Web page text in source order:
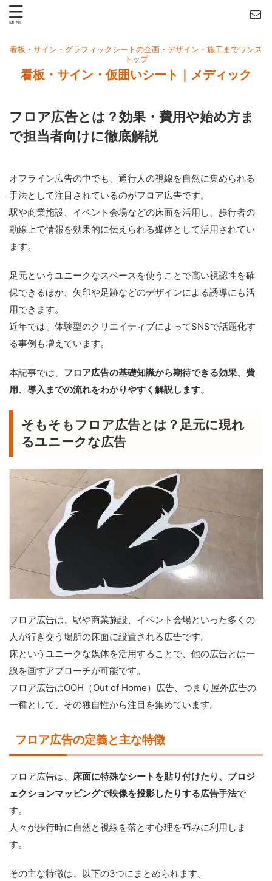
看板・サイン・グラフィックシートの企画・デザイン・施工までワンス
トップ
看板・サイン・仮囲いシート｜メディック
フロア広告とは？効果・費用や始め方ま
で担当者向けに徹底解説
オフライン広告の中でも、通行人の視線を自然に集められる
手法として注目されているのがフロア広告です。
駅や商業施設、イベント会場などの床面を活用し、歩行者の
動線上で情報を効果的に伝えられる媒体として活用されてい
ます。
足元というユニークなスペースを使うことで高い視認性を確
保できるほか、矢印や足跡などのデザインによる誘導にも活
用できます。
近年では、体験型のクリエイティブによってSNSで話題化す
る事例も増えています。
本記事では、 フロア広告の基礎知識から期待できる効果、費
用、導入までの流れをわかりやすく解説します。
そもそもフロア広告とは？足元に現れ
るユニークな広告
フロア広告は、駅や商業施設、イベント会場といった多くの
人が行き交う場所の床面に設置される広告です。
床というユニークな媒体を活用することで、他の広告とは一
線を画すアプローチが可能です。
フロア広告はOOH（Out of Home）広告、つまり屋外広告の
一種として、その独自性から注目を集めています。
フロア広告の定義と主な特徴
フロア広告は、
床面に特殊なシートを貼り付けたり、プロジ
ェクションマッピングで映像を投影したりする広告手法で
す。
人々が歩行時に自然と視線を落とす心理を巧みに利用しま
す。
その主な特徴は、以下の3つにまとめられます。